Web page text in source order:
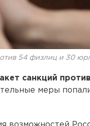
54 физлиц и 30
санкций
меры